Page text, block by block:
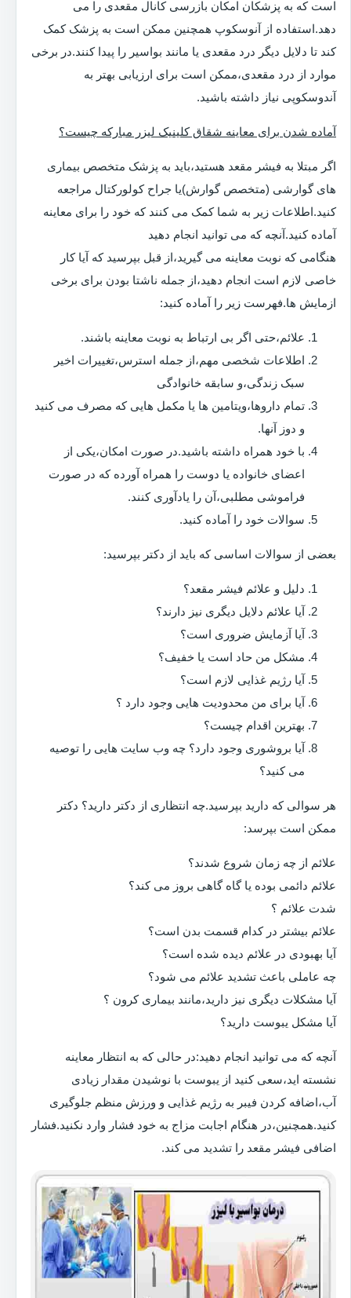
است که به پزشکان امکان بازرسی کانال مقعدی را می
دهد.استفاده از آنوسکوپ همچنین ممکن است به پزشک کمک
کند تا دلایل دیگر درد مقعدی یا مانند بواسیر را پیدا کنند.در برخی
موارد از درد مقعدی،ممکن است برای ارزیابی بهتر به
آندوسکوپی نیاز داشته باشید.
آماده شدن برای معاینه شقاق کلینیک لیزر مبارکه چیست؟
اگر مبتلا به فیشر مقعد هستید،باید به پزشک متخصص بیماری
های گوارشی (متخصص گوارش)یا جراح کولورکتال مراجعه
کنید.اطلاعات زیر به شما کمک می کنند که خود را برای معاینه
آماده کنید.آنچه که می توانید انجام دهید
هنگامی که نوبت معاینه می گیرید،از قبل بپرسید که آیا کار
خاصی لازم است انجام دهید،از جمله ناشتا بودن برای برخی
ازمایش ها.فهرست زیر را آماده کنید:
علائم،حتی اگر بی ارتباط به نوبت معاینه باشند.
اطلاعات شخصی مهم،از جمله استرس،تغییرات اخیر
سبک زندگی،و سابقه خانوادگی
تمام داروها،ویتامین ها یا مکمل هایی که مصرف می کنید
و دوز آنها.
با خود همراه داشته باشید.در صورت امکان،یکی از
اعضای خانواده یا دوست را همراه آورده که در صورت
فراموشی مطلبی،آن را یادآوری کنند.
سوالات خود را آماده کنید.
بعضی از سوالات اساسی که باید از دکتر بپرسید:
دلیل و علائم فیشر مقعد؟
آیا علائم دلایل دیگری نیز دارند؟
آیا آزمایش ضروری است؟
مشکل من حاد است یا خفیف؟
آیا رژیم غذایی لازم است؟
آیا برای من محدودیت هایی وجود دارد ؟
بهترین اقدام چیست؟
آیا بروشوری وجود دارد؟ چه وب سایت هایی را توصیه
می کنید؟
هر سوالی که دارید بپرسید.چه انتظاری از دکتر دارید؟ دکتر
ممکن است بپرسد:
علائم از چه زمان شروع شدند؟
علائم دائمی بوده یا گاه گاهی بروز می کند؟
شدت علائم ؟
علائم بیشتر در کدام قسمت بدن است؟
آیا بهبودی در علائم دیده شده است؟
چه عاملی باعث تشدید علائم می شود؟
آیا مشکلات دیگری نیز دارید،مانند بیماری کرون ؟
آیا مشکل یبوست دارید؟
آنچه که می توانید انجام دهید:در حالی که به انتظار معاینه
نشسته اید،سعی کنید از یبوست با نوشیدن مقدار زیادی
آب،اضافه کردن فیبر به رژیم غذایی و ورزش منظم جلوگیری
کنید.همچنین،در هنگام اجابت مزاج به خود فشار وارد نکنید.فشار
اضافی فیشر مقعد را تشدید می کند.